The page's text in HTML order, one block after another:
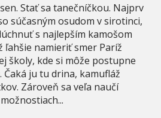
Stať sa tanečníčkou. Najprv
súčasným osudom v sirotinci,
s najlepším kamošom
ľahšie namieriť smer Paríž
školy, kde si môže postupne
ju tu drina, kamufláž
Zároveň sa veľa naučí